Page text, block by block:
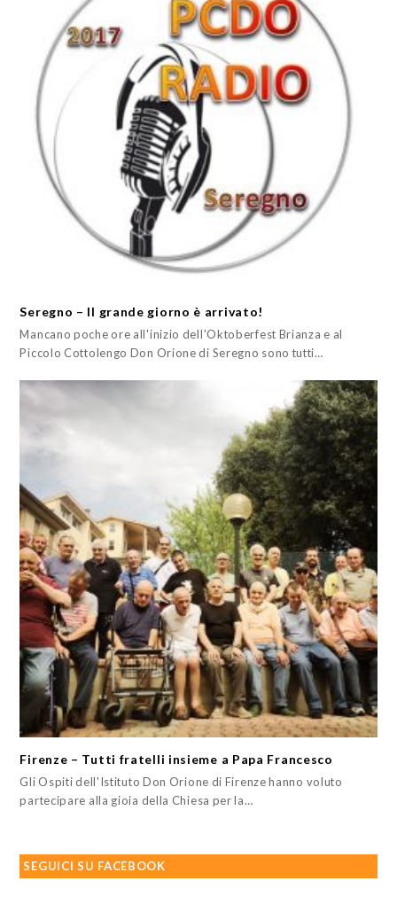
Seregno – Il grande giorno è arrivato!
Mancano poche ore all'inizio dell'Oktoberfest Brianza e al
Piccolo Cottolengo Don Orione di Seregno sono tutti…
Firenze – Tutti fratelli insieme a Papa Francesco
Gli Ospiti dell'Istituto Don Orione di Firenze hanno voluto
partecipare alla gioia della Chiesa per la…
SEGUICI SU FACEBOOK